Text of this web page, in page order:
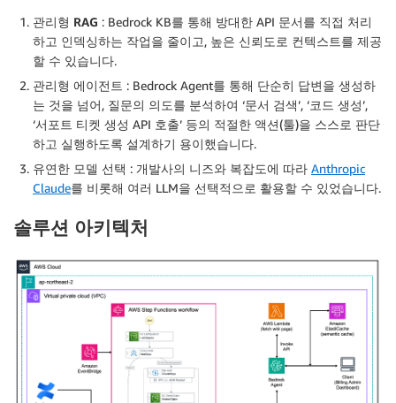
관리형 RAG : Bedrock KB를 통해 방대한 API 문서를 직접 처리
하고 인덱싱하는 작업을 줄이고, 높은 신뢰도로 컨텍스트를 제공
할 수 있습니다.
관리형 에이전트 : Bedrock Agent를 통해 단순히 답변을 생성하
는 것을 넘어, 질문의 의도를 분석하여 ‘문서 검색’, ‘코드 생성’,
‘서포트 티켓 생성 API 호출’ 등의 적절한 액션(툴)을 스스로 판단
하고 실행하도록 설계하기 용이했습니다.
유연한 모델 선택 : 개발사의 니즈와 복잡도에 따라 Anthropic
Claude를 비롯해 여러 LLM을 선택적으로 활용할 수 있었습니다.
솔루션 아키텍처